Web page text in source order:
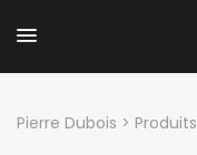
Pierre Dubois > Produits